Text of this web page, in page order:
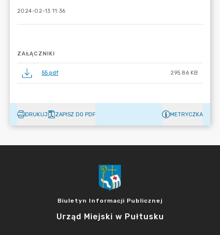
2024-02-13 11:36
ZAŁĄCZNIKI
55.pdf 295.86 KB
DRUKUJ ZAPISZ DO PDF METRYCZKA
Biuletyn Informacji Publicznej
Urząd Miejski w Pułtusku